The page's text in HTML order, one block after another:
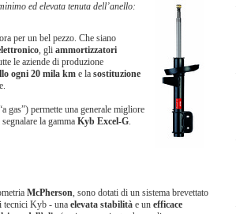
ed elevata tenuta dell’anello:
per un bel pezzo. Che siano
, gli ammortizzatori
le aziende di produzione
ogni 20 mila km e la sostituzione
gas”) permette una generale migliore
la gamma Kyb Excel-G.
McPherson, sono dotati di un sistema brevettato
tecnici Kyb - una elevata stabilità e un efficace